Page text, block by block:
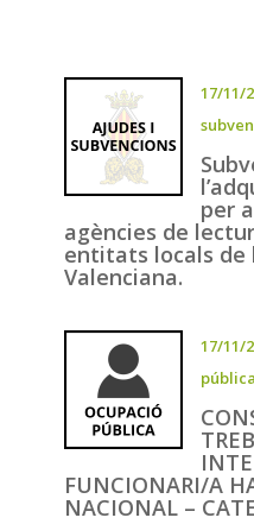
17/11/
per
agències de
entitats locals de
Valenciana.
17/11/
pública
FUNCIONARI/A
NACIONAL –